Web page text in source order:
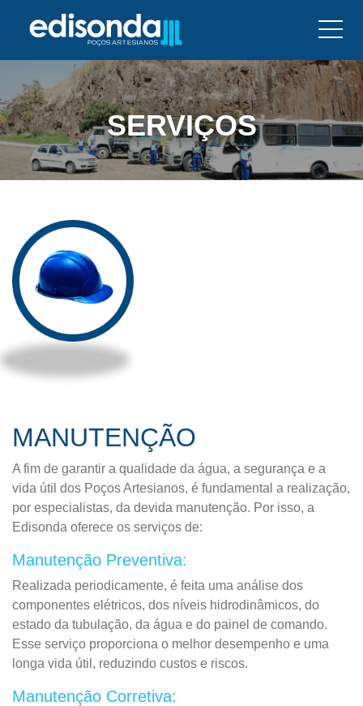
SERVIÇOS
MANUTENÇÃO
A fim de garantir a qualidade da água, a segurança e a
vida útil dos Poços Artesianos, é fundamental a realização,
por especialistas, da devida manutenção. Por isso, a
Edisonda oferece os serviços de:
Manutenção Preventiva:
Realizada periodicamente, é feita uma análise dos
componentes elétricos, dos níveis hidrodinâmicos, do
estado da tubulação, da água e do painel de comando.
Esse serviço proporciona o melhor desempenho e uma
longa vida útil, reduzindo custos e riscos.
Manutenção Corretiva: